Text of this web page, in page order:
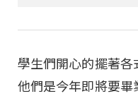
學生們開心的擺著各
他們是今年即將要